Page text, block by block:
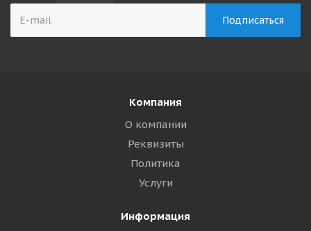
Компания
О компании
Реквизиты
Политика
Услуги
Информация